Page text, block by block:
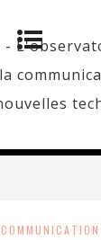
COMMUNICATION